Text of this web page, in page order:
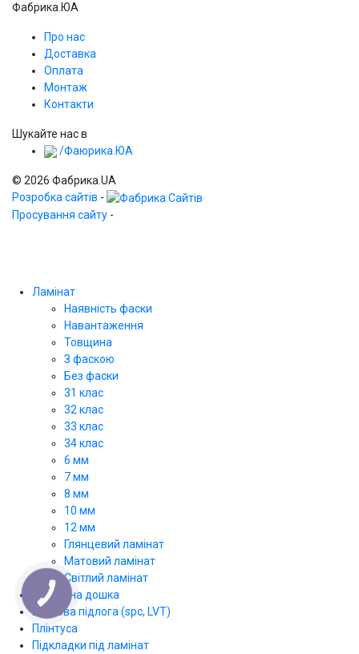
Фабрика.ЮА
Про нас
Доставка
Оплата
Монтаж
Контакти
Шукайте нас в
/Фаюрика.ЮА
© 2026 Фабрика.UA
Розробка сайтів -
Просування сайту -
Ламінат
Наявність фаски
Навантаження
Товщина
З фаскою
Без фаски
31 клас
32 клас
33 клас
34 клас
6 мм
7 мм
8 мм
10 мм
12 мм
Глянцевий ламінат
Матовий ламінат
Світлий ламінат
Паркетна дошка
Вінілова підлога (spc, LVT)
Плінтуса
Підкладки під ламінат
КНОПКА
ЗВ'ЯЗКУ